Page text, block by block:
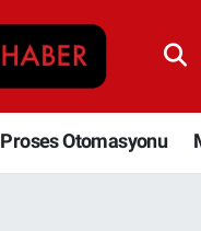
Proses Otomasyonu